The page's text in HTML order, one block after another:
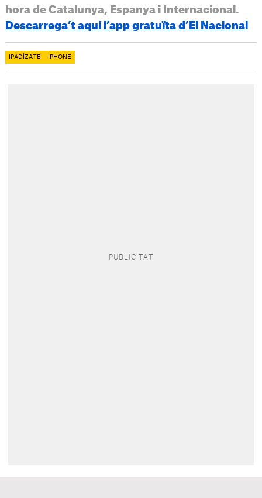
hora de Catalunya, Espanya i Internacional.
Descarrega’t aquí l’app gratuïta d’El Nacional
IPADÍZATE IPHONE